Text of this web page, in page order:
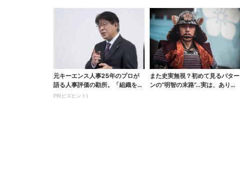
元キーエンス人事25年のプロが
語る人事評価の勘所。「組織を腐
らせるNG評価」とは...
PR(ビズヒント)
また史実無視？初めて見るパター
ンの“明智の末路”…実は、ありえ